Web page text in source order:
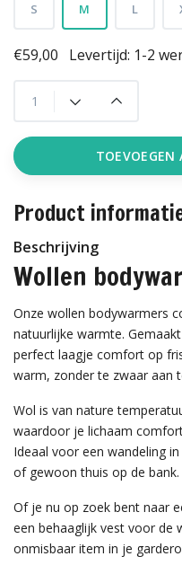
S M L
€59,00 Levertijd: 1-2
TOEVOEGEN
Product
Beschrijving
Wollen
Onze wollen bodywarmers
natuurlijke warmte.
perfect laagje comfort op
warm, zonder te zwaar aan
Wol is van nature
waardoor je lichaam
Ideaal voor een wandeling
of gewoon thuis op de bank.
Of je nu op zoek bent naar
een behaaglijk vest voor de
onmisbaar item in je